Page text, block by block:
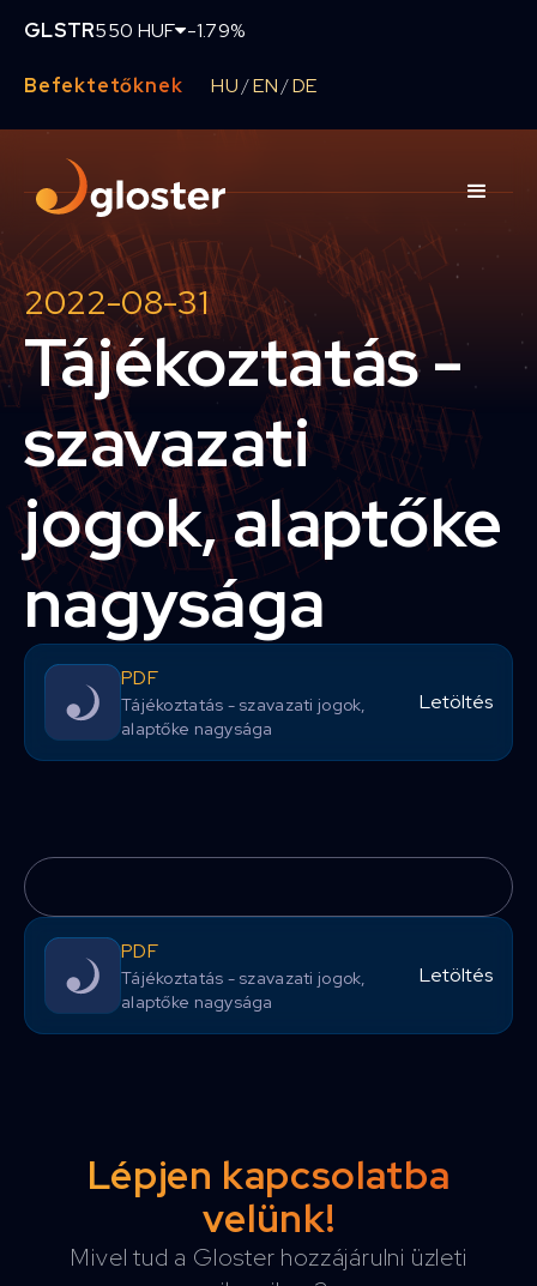
GLSTR550 HUF -1.79%
Befektetőknek HU /EN /DE
2022-08-31
Tájékoztatás -
szavazati
jogok, alaptőke
nagysága
PDF
Tájékoztatás - szavazati jogok,
alaptőke nagysága
Letöltés
PDF
Tájékoztatás - szavazati jogok,
alaptőke nagysága
Letöltés
Lépjen kapcsolatba
velünk!
Mivel tud a Gloster hozzájárulni üzleti